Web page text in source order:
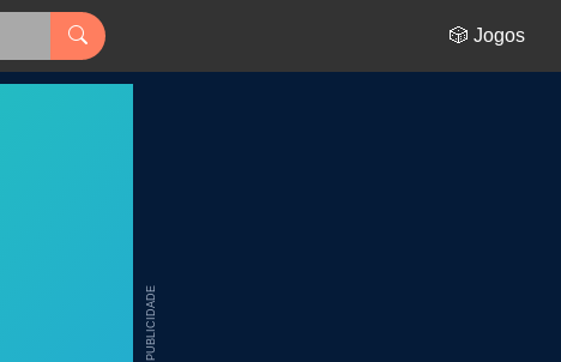
🎲 Jogos
PUBLICIDADE